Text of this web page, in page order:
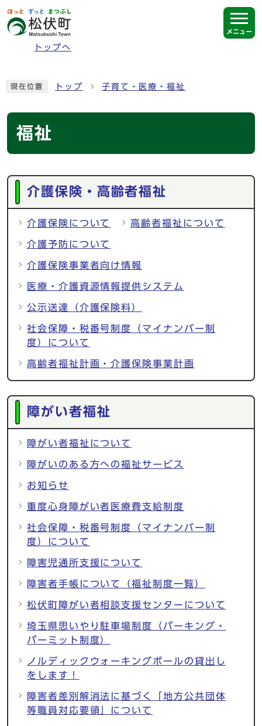
ページの先頭です
トップへ
メニュー
現在位置 トップ 子育て・医療・福祉
福祉
メインメニュー
介護保険・高齢者福祉
介護保険について 高齢者福祉について
介護予防について
介護保険事業者向け情報
医療・介護資源情報提供システム
公示送達（介護保険料）
社会保障・税番号制度（マイナンバー制
度）について
高齢者福祉計画・介護保険事業計画
障がい者福祉
障がい者福祉について
障がいのある方への福祉サービス
お知らせ
重度心身障がい者医療費支給制度
社会保障・税番号制度（マイナンバー制
度）について
障害児通所支援について
障害者手帳について（福祉制度一覧）
松伏町障がい者相談支援センターについて
埼玉県思いやり駐車場制度（パーキング・
パーミット制度）
ノルディックウォーキングポールの貸出し
をします！
障害者差別解消法に基づく「地方公共団体
等職員対応要領」について